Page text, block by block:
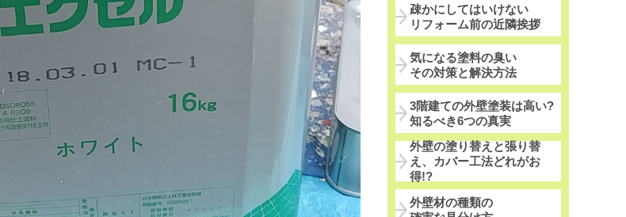
疎かにしてはいけない
リフォーム前の近隣挨拶
気になる塗料の臭い
その対策と解決方法
3階建ての外壁塗装は高い?
知るべき6つの真実
外壁の塗り替えと張り替
え、カバー工法どれがお
得!?
外壁材の種類の